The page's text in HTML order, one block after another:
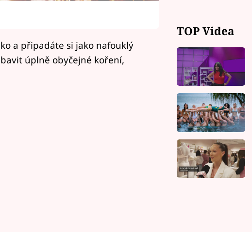
a připadáte si jako nafouklý
úplně obyčejné koření,
TOP Videa